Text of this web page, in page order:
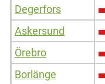
Degerfors
Askersund
Örebro
Borlänge